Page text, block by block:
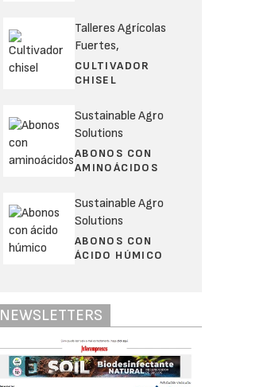
Talleres Agrícolas
Fuertes,
CULTIVADOR
CHISEL
Sustainable Agro
Solutions
ABONOS CON
AMINOÁCIDOS
Sustainable Agro
Solutions
ABONOS CON
ÁCIDO HÚMICO
NEWSLETTERS